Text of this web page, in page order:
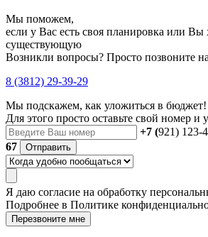
Мы поможем,
если у Вас есть своя планировка или Вы
существующую
Возникли вопросы? Просто позвоните
8 (3812) 29-39-29
Мы подскажем, как уложиться в бюджет!
Для этого просто оставьте свой номер и
+7 (921) 123-
67
Отправить
Я даю согласие на обработку
Подробнее в Политике
Перезвоните мне